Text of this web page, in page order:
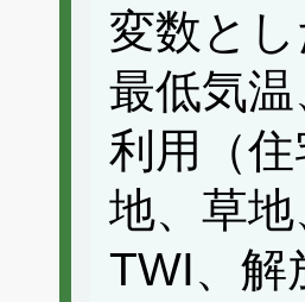
変数と
最低気
利用（
地、草
TWI、解